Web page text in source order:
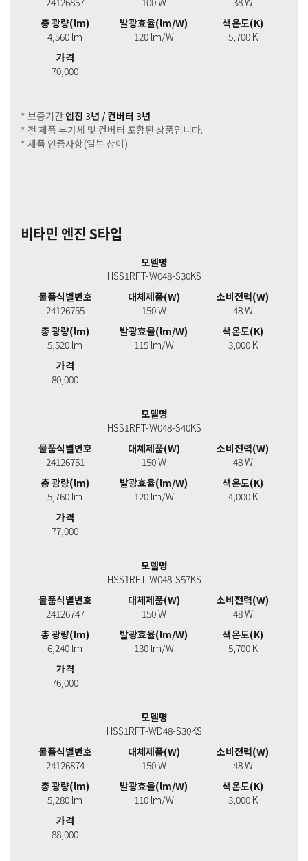
총 광량(lm)
4,560 lm
발광효율(lm/W)
120 lm/W
색온도(K)
5,700 K
가격
70,000
* 보증기간엔진 3년 / 컨버터 3년
* 전 제품 부가세 및 컨버터 포함된 상품입니다.
* 제품 인증사항(일부 상이)
비타민 엔진 S타입
모델명
HSS1RFT-W048-S30KS
물품식별번호
24126755
대체제품(W)
150 W
소비전력(W)
48 W
총 광량(lm)
5,520 lm
발광효율(lm/W)
115 lm/W
색온도(K)
3,000 K
가격
80,000
모델명
HSS1RFT-W048-S40KS
물품식별번호
24126751
대체제품(W)
150 W
소비전력(W)
48 W
총 광량(lm)
5,760 lm
발광효율(lm/W)
120 lm/W
색온도(K)
4,000 K
가격
77,000
모델명
HSS1RFT-W048-S57KS
물품식별번호
24126747
대체제품(W)
150 W
소비전력(W)
48 W
총 광량(lm)
6,240 lm
발광효율(lm/W)
130 lm/W
색온도(K)
5,700 K
가격
76,000
모델명
HSS1RFT-WD48-S30KS
물품식별번호
24126874
대체제품(W)
150 W
소비전력(W)
48 W
총 광량(lm)
5,280 lm
발광효율(lm/W)
110 lm/W
색온도(K)
3,000 K
가격
88,000